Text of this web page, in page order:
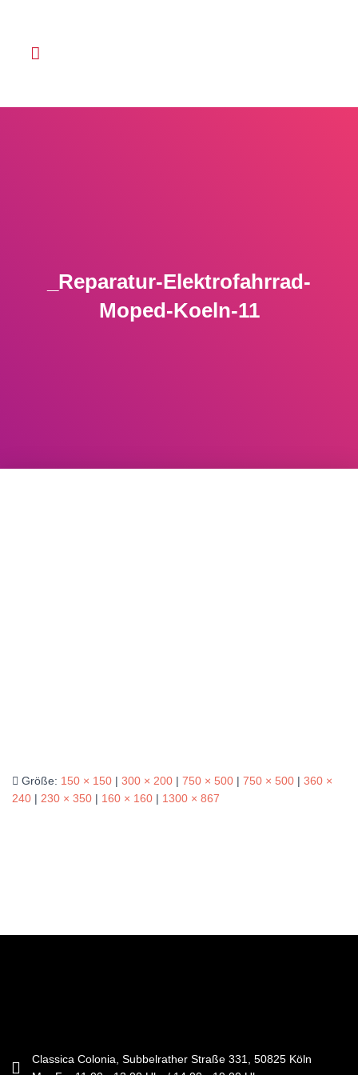
_Reparatur-Elektrofahrrad-
Moped-Koeln-11
Größe: 150 × 150 | 300 × 200 | 750 × 500 | 750 × 500 | 360 ×
240 | 230 × 350 | 160 × 160 | 1300 × 867
Classica Colonia, Subbelrather Straße 331, 50825 Köln